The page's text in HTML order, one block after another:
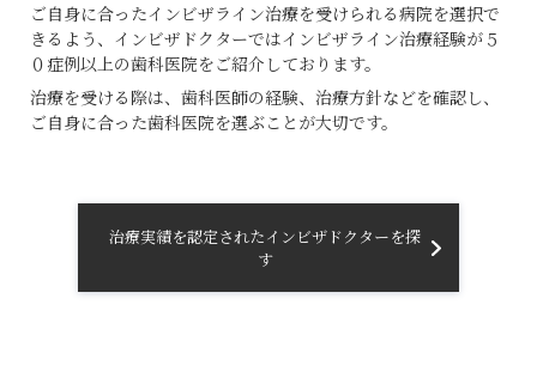
ご自身に合ったインビザライン治療を受けられる病院を選択で
きるよう、インビザドクターではインビザライン治療経験が５
０症例以上の歯科医院をご紹介しております。
治療を受ける際は、歯科医師の経験、治療方針などを確認し、
ご自身に合った歯科医院を選ぶことが大切です。
治療実績を認定されたインビザドクターを探
す